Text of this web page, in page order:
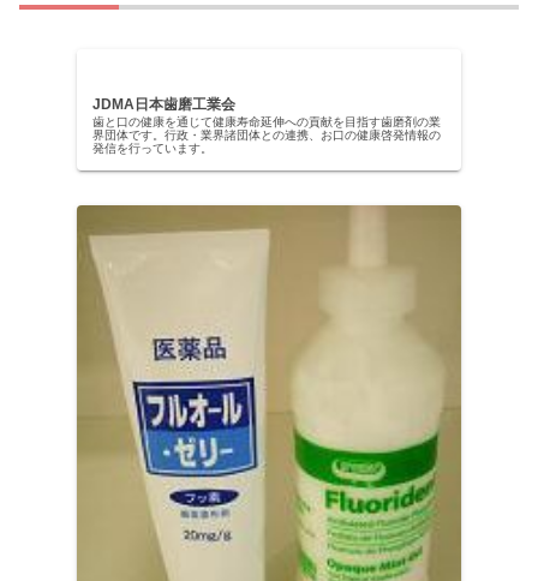
JDMA日本歯磨工業会
歯と口の健康を通じて健康寿命延伸への貢献を目指す歯磨剤の業
界団体です。行政・業界諸団体との連携、お口の健康啓発情報の
発信を行っています。